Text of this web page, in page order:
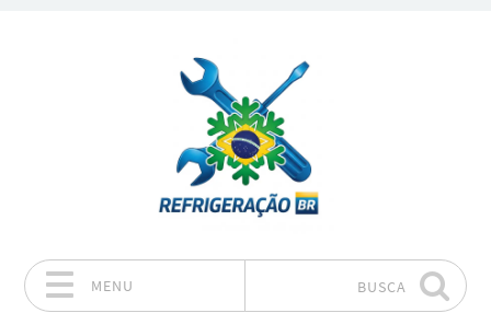
MENU BUSCA